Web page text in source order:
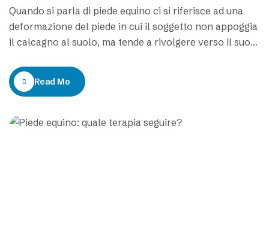
Quando si parla di piede equino ci si riferisce ad una
deformazione del piede in cui il soggetto non appoggia
il calcagno al suolo, ma tende a rivolgere verso il suolo
prevalentemente “in punta di piedi” non è stabile. Il
paziente soffre per una instabilità che…
Read More